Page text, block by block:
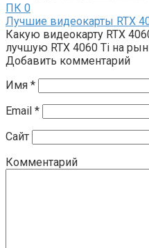
ПК 0
Лучшие видеокарты RTX
Какую видеокарту RTX
лучшую RTX 4060 Ti на
Добавить комментарий
Имя *
Email *
Сайт
Комментарий